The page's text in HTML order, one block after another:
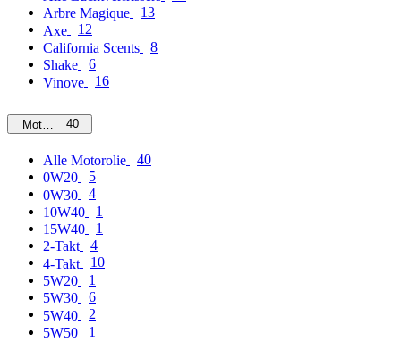
Arbre Magique
13
Axe
12
California Scents
8
Shake
6
Vinove
16
Motorolie40
Alle Motorolie
40
0W20
5
0W30
4
10W40
1
15W40
1
2-Takt
4
4-Takt
10
5W20
1
5W30
6
5W40
2
5W50
1